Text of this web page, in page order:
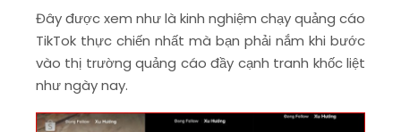
Đây được xem như là kinh nghiệm chạy quảng cáo
TikTok thực chiến nhất mà bạn phải nắm khi bước
vào thị trường quảng cáo đầy cạnh tranh khốc liệt
như ngày nay.